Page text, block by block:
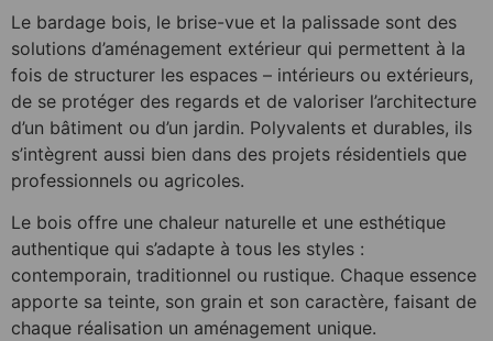
Le bardage bois, le brise-vue et la palissade sont des
solutions d’aménagement extérieur qui permettent à la
fois de structurer les espaces – intérieurs ou extérieurs,
de se protéger des regards et de valoriser l’architecture
d’un bâtiment ou d’un jardin. Polyvalents et durables, ils
s’intègrent aussi bien dans des projets résidentiels que
professionnels ou agricoles.
Le bois offre une chaleur naturelle et une esthétique
authentique qui s’adapte à tous les styles :
contemporain, traditionnel ou rustique. Chaque essence
apporte sa teinte, son grain et son caractère, faisant de
chaque réalisation un aménagement unique.